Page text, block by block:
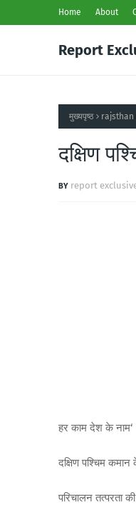
Home About
Report
मुख्यपृष्ठ rajsthan
दक्षिण
report
हर काम देश के नाम‘
दक्षिण पश्चिम
परिचालन तत्परता